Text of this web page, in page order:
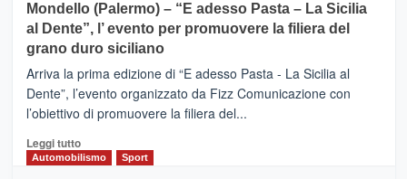
e
messaggi
di
CASTIGLIONE
DI
SICILIA
(Ct)
–
Il
Borgo
Gusto,
il
Mondello (Palermo) – “E adesso Pasta – La Sicilia
al Dente”, l’ evento per promuovere la filiera del
grano duro siciliano
Arriva la prima edizione di “E adesso Pasta - La Sicilia al
Dente”, l’evento organizzato da Fizz Comunicazione con
l’obiettivo di promuovere la filiera del...
Leggi tuttoLeggi
di
Automobilismo Sport